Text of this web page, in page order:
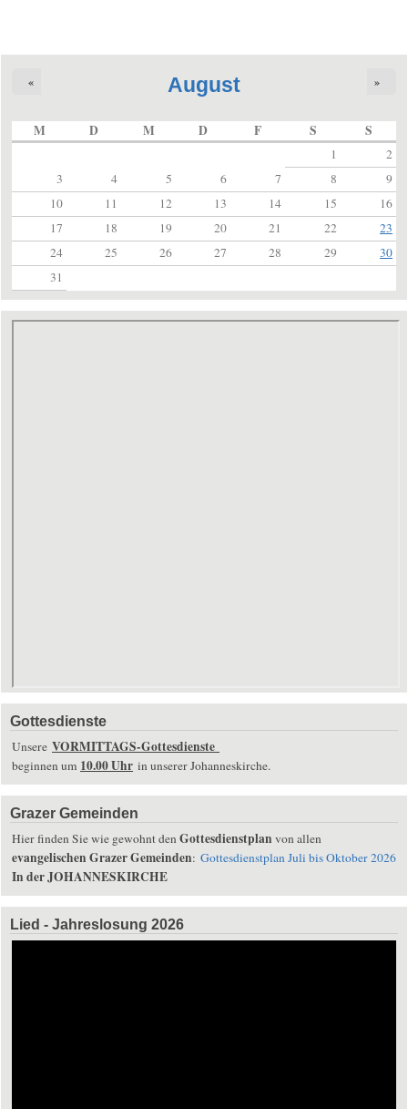
August
« »
M D M D F S S
1
2
3
4 5 6 7 8
9
10
11 12 13 14 15
16
17
18 19 20 21 22
23
24
25 26 27 28 29
30
31
Gottesdienste
Unsere VORMITTAGS-Gottesdienste
beginnen um 10.00 Uhr in unserer Johanneskirche.
Grazer Gemeinden
Hier finden Sie wie gewohnt denGottesdienstplan von allen
evangelischen Grazer Gemeinden: Gottesdienstplan Juli bis Oktober 2026
In der JOHANNESKIRCHE
Lied - Jahreslosung 2026